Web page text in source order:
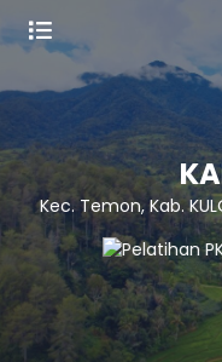
Kec. Temon, Kab.